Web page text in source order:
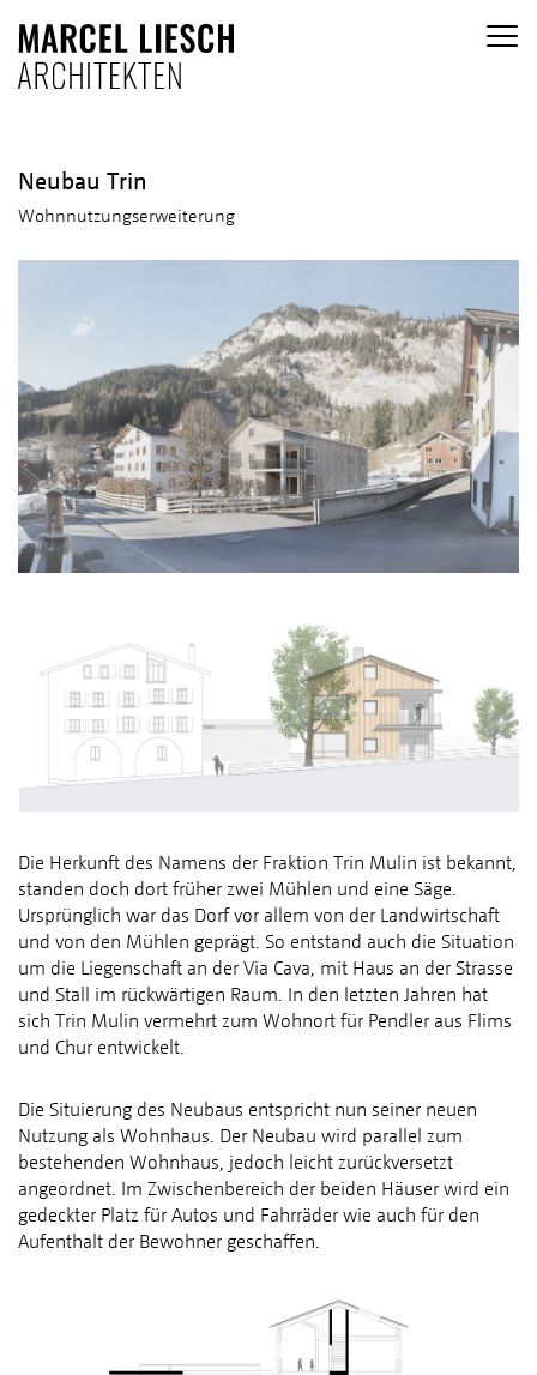
Neubau Trin
Wohnnutzungserweiterung
Die Herkunft des Namens der Fraktion Trin Mulin ist bekannt,
standen doch dort früher zwei Mühlen und eine Säge.
Ursprünglich war das Dorf vor allem von der Landwirtschaft
und von den Mühlen geprägt. So entstand auch die Situation
um die Liegenschaft an der Via Cava, mit Haus an der Strasse
und Stall im rückwärtigen Raum. In den letzten Jahren hat
sich Trin Mulin vermehrt zum Wohnort für Pendler aus Flims
und Chur entwickelt.
Die Situierung des Neubaus entspricht nun seiner neuen
Nutzung als Wohnhaus. Der Neubau wird parallel zum
bestehenden Wohnhaus, jedoch leicht zurückversetzt
angeordnet. Im Zwischenbereich der beiden Häuser wird ein
gedeckter Platz für Autos und Fahrräder wie auch für den
Aufenthalt der Bewohner geschaffen.